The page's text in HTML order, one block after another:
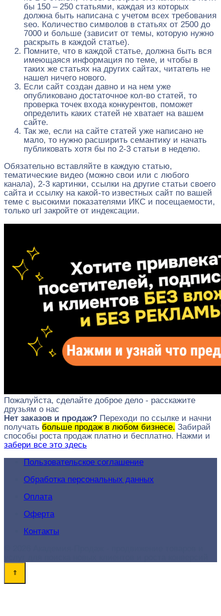
бы 150 – 250 статьями, каждая из которых
должна быть написана с учетом всех требования
seo. Количество символов в статьях от 2500 до
7000 и больше (зависит от темы, которую нужно
раскрыть в каждой статье).
Помните, что в каждой статье, должна быть вся
имеющаяся информация по теме, и чтобы в
таких же статьях на других сайтах, читатель не
нашел ничего нового.
Если сайт создан давно и на нем уже
опубликовано достаточное кол-во статей, то
проверка точек входа конкурентов, поможет
определить каких статей не хватает на вашем
сайте.
Так же, если на сайте статей уже написано не
мало, то нужно расширить семантику и начать
публиковать хотя бы по 2-3 статьи в неделю.
Обязательно вставляйте в каждую статью,
тематические видео (можно свои или с любого
канала), 2-3 картинки, ссылки на другие статьи своего
сайта и ссылку на какой-то известных сайт по вашей
теме с высокими показателями ИКС и посещаемости,
только url закройте от индексации.
Пожалуйста, сделайте доброе дело - расскажите
друзьям о нас
Нет заказов и продаж? Переходи по ссылке и начни
получать больше продаж в любом бизнесе. Забирай
способы роста продаж платно и бесплатно. Нажми и
забери все это здесь
Пользовательское соглашение
Обработка персональных данных
Оплата
Оферта
Контакты